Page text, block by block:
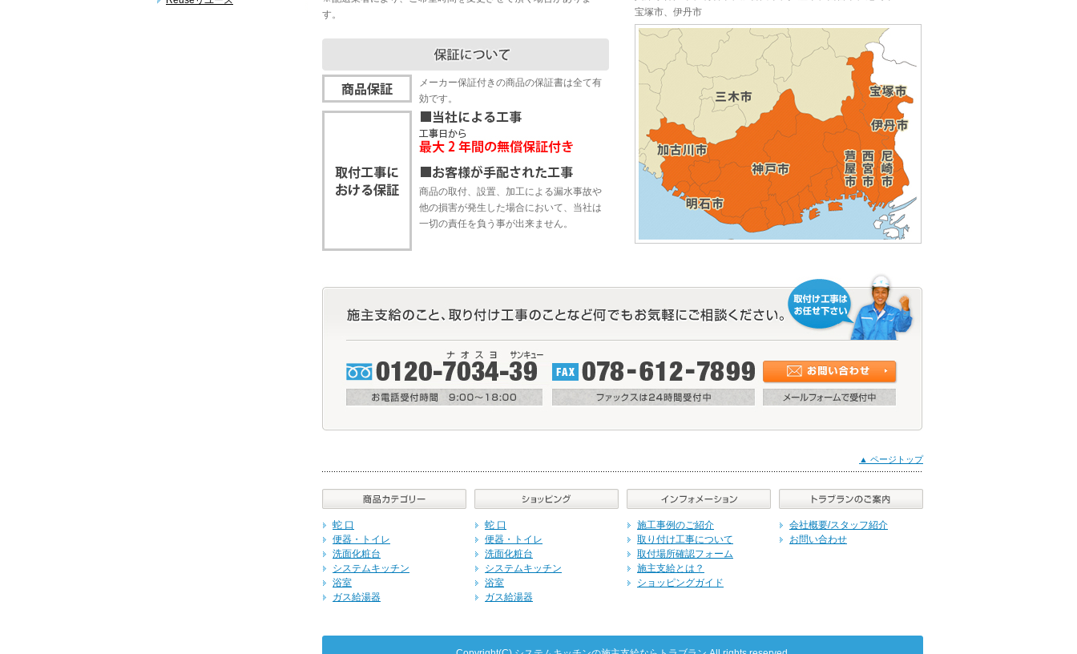
す。
メーカー保証付きの商品の保証書は全て有
効です。
商品の取付、設置、加工による漏水事故や
他の損害が発生した場合において、当社は
一切の責任を負う事が出来ません。
宝塚市、伊丹市
▲ ページトップ
蛇 口
便器・トイレ
洗面化粧台
システムキッチン
浴室
ガス給湯器
蛇 口
便器・トイレ
洗面化粧台
システムキッチン
浴室
ガス給湯器
施工事例のご紹介
取り付け工事について
取付場所確認フォーム
施主支給とは？
ショッピングガイド
会社概要/スタッフ紹介
お問い合わせ